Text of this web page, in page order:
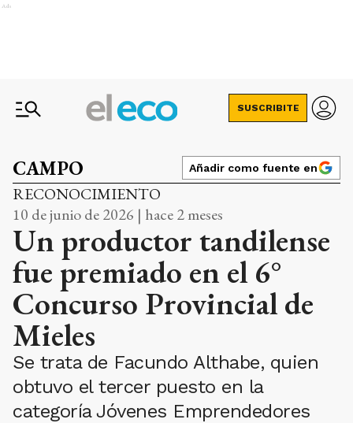
Ads
SUSCRIBITE
CAMPO Añadir como fuente en
RECONOCIMIENTO
10 de junio de 2026 | hace 2 meses
Un productor tandilense
fue premiado en el 6°
Concurso Provincial de
Mieles
Se trata de Facundo Althabe, quien
obtuvo el tercer puesto en la
categoría Jóvenes Emprendedores